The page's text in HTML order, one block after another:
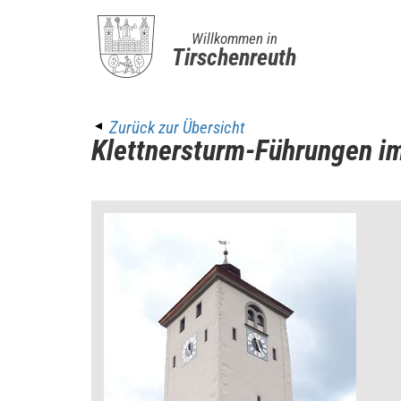
Willkommen in
Tirschenreuth
Zurück zur Übersicht
Klettnersturm-Führungen